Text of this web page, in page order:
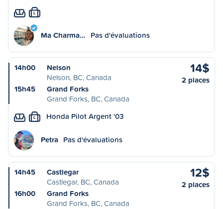
L
Ma Charma… Pas d'évaluations
14h00
Nelson
Nelson, BC, Canada
15h45
Grand Forks
Grand Forks, BC, Canada
14$
2 places
L Honda Pilot Argent '03
Petra Pas d'évaluations
14h45
Castlegar
Castlegar, BC, Canada
16h00
Grand Forks
Grand Forks, BC, Canada
12$
2 places